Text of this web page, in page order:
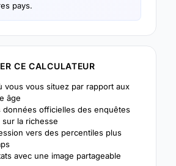
pays.
CE CALCULATEUR
vous vous situez par rapport aux
âge
données officielles des enquêtes
la richesse
vers des percentiles plus
avec une image partageable